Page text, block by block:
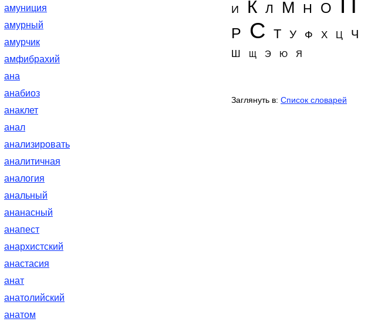
амуниция
амурный
амурчик
амфибрахий
ана
анабиоз
анаклет
анал
анализировать
аналитичная
аналогия
анальный
ананасный
анапест
анархистский
анастасия
анат
анатолийский
анатом
И К Л М Н О
Р С Т У Ф Х Ц Ч
Ш Щ Э Ю Я
Заглянуть в: Список словарей